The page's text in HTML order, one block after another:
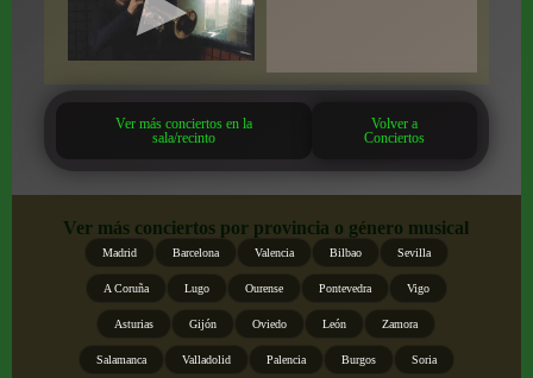
Ver más conciertos en la
sala/recinto
Volver a
Conciertos
Ver más conciertos por provincia o género musical
Madrid Barcelona Valencia Bilbao Sevilla
A Coruña Lugo Ourense Pontevedra Vigo
Asturias Gijón Oviedo León Zamora
Salamanca Valladolid Palencia Burgos Soria